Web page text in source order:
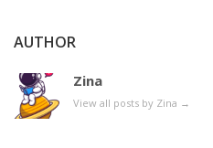
AUTHOR
Zina
View all posts by Zina →